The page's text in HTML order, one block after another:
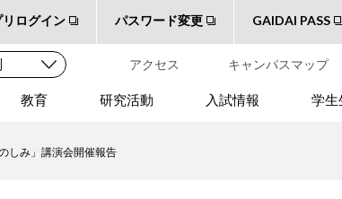
ログイン パスワード変更 GAIDAI PASS
アクセス キャンパスマップ
教育 研究活動 入試情報 学生
しみ」講演会開催報告